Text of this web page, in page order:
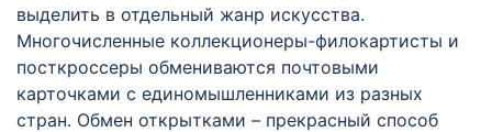
выделить в отдельный жанр искусства.
Многочисленные коллекционеры-филокартисты и
посткроссеры обмениваются почтовыми
карточками с единомышленниками из разных
стран. Обмен открытками – прекрасный способ